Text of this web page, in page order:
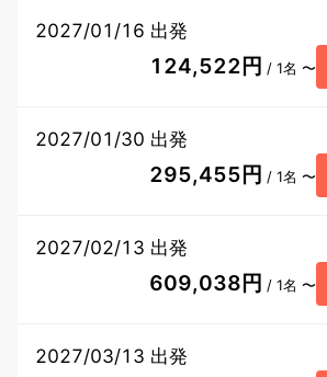
2027/01/16 出発
124,522円 / 1名 〜
2027/01/30 出発
295,455円 / 1名 〜
2027/02/13 出発
609,038円 / 1名 〜
2027/03/13 出発